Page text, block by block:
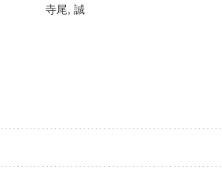
寺尾, 誠